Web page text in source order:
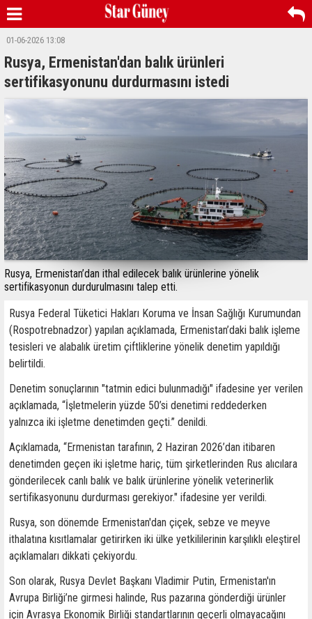
01-06-2026 13:08
Rusya, Ermenistan'dan balık ürünleri
sertifikasyonunu durdurmasını istedi
Rusya, Ermenistan’dan ithal edilecek balık ürünlerine yönelik
sertifikasyonun durdurulmasını talep etti.
Rusya Federal Tüketici Hakları Koruma ve İnsan Sağlığı Kurumundan
(Rospotrebnadzor) yapılan açıklamada, Ermenistan’daki balık işleme
tesisleri ve alabalık üretim çiftliklerine yönelik denetim yapıldığı
belirtildi.
Denetim sonuçlarının "tatmin edici bulunmadığı" ifadesine yer verilen
açıklamada, “İşletmelerin yüzde 50’si denetimi reddederken
yalnızca iki işletme denetimden geçti.” denildi.
Açıklamada, “Ermenistan tarafının, 2 Haziran 2026’dan itibaren
denetimden geçen iki işletme hariç, tüm şirketlerinden Rus alıcılara
gönderilecek canlı balık ve balık ürünlerine yönelik veterinerlik
sertifikasyonunu durdurması gerekiyor." ifadesine yer verildi.
Rusya, son dönemde Ermenistan'dan çiçek, sebze ve meyve
ithalatına kısıtlamalar getirirken iki ülke yetkililerinin karşılıklı eleştirel
açıklamaları dikkati çekiyordu.
Son olarak, Rusya Devlet Başkanı Vladimir Putin, Ermenistan'ın
Avrupa Birliği’ne girmesi halinde, Rus pazarına gönderdiği ürünler
için Avrasya Ekonomik Birliği standartlarının geçerli olmayacağını